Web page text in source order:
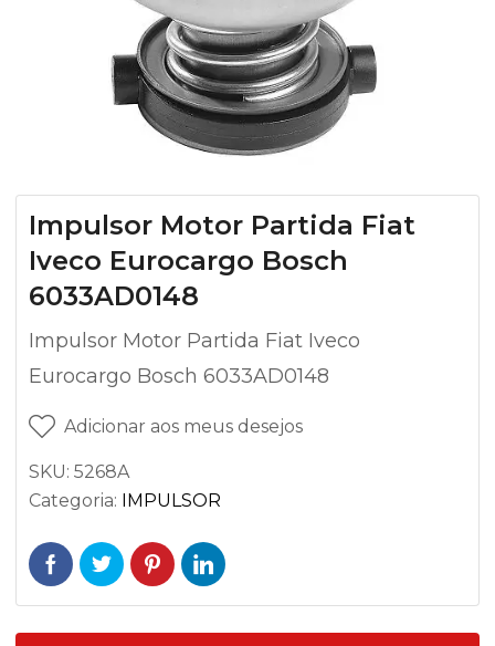
Impulsor Motor Partida Fiat
Iveco Eurocargo Bosch
6033AD0148
Impulsor Motor Partida Fiat Iveco
Eurocargo Bosch 6033AD0148
Adicionar aos meus desejos
SKU: 5268A
Categoria: IMPULSOR